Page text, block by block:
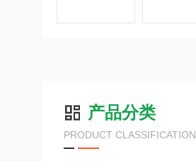
产品分类
PRODUCT CLASSIFICATION